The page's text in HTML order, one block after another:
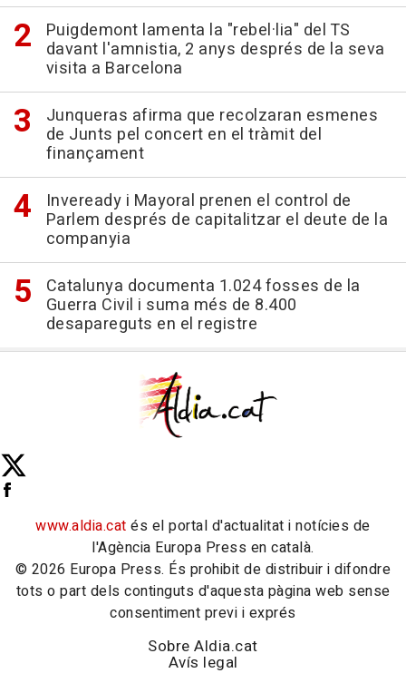
Puigdemont lamenta la "rebel·lia" del TS
davant l'amnistia, 2 anys després de la seva
visita a Barcelona
Junqueras afirma que recolzaran esmenes
de Junts pel concert en el tràmit del
finançament
Inveready i Mayoral prenen el control de
Parlem després de capitalitzar el deute de la
companyia
Catalunya documenta 1.024 fosses de la
Guerra Civil i suma més de 8.400
desapareguts en el registre
www.aldia.cat és el portal d'actualitat i notícies de
l'Agència Europa Press en català.
© 2026 Europa Press. És prohibit de distribuir i difondre
tots o part dels continguts d'aquesta pàgina web sense
consentiment previ i exprés
Sobre Aldia.cat
Avís legal